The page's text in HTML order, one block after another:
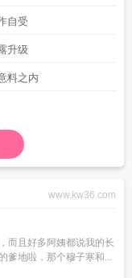
自受
升级
料之内
www.kw36.com
而且好多阿姨都说我的长
爹地啦，那个穆子寒和...